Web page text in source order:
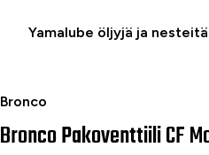
Yamalube öljyjä ja
Bronco
Bronco Pakoventtiili CF Moto
Bronco Pakoventtiili CF